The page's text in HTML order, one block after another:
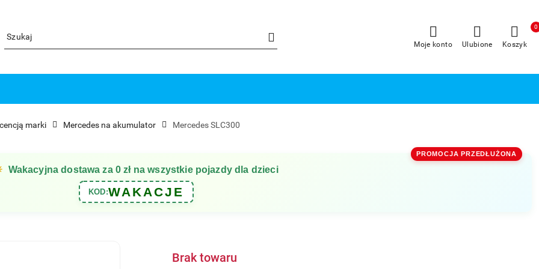
Moje konto Ulubione Koszyk
0
marki Mercedes na akumulator Mercedes SLC300
PROMOCJA PRZEDŁUŻONA
Wakacyjna dostawa za 0 zł na wszystkie pojazdy dla dzieci
KOD:WAKACJE
Brak towaru